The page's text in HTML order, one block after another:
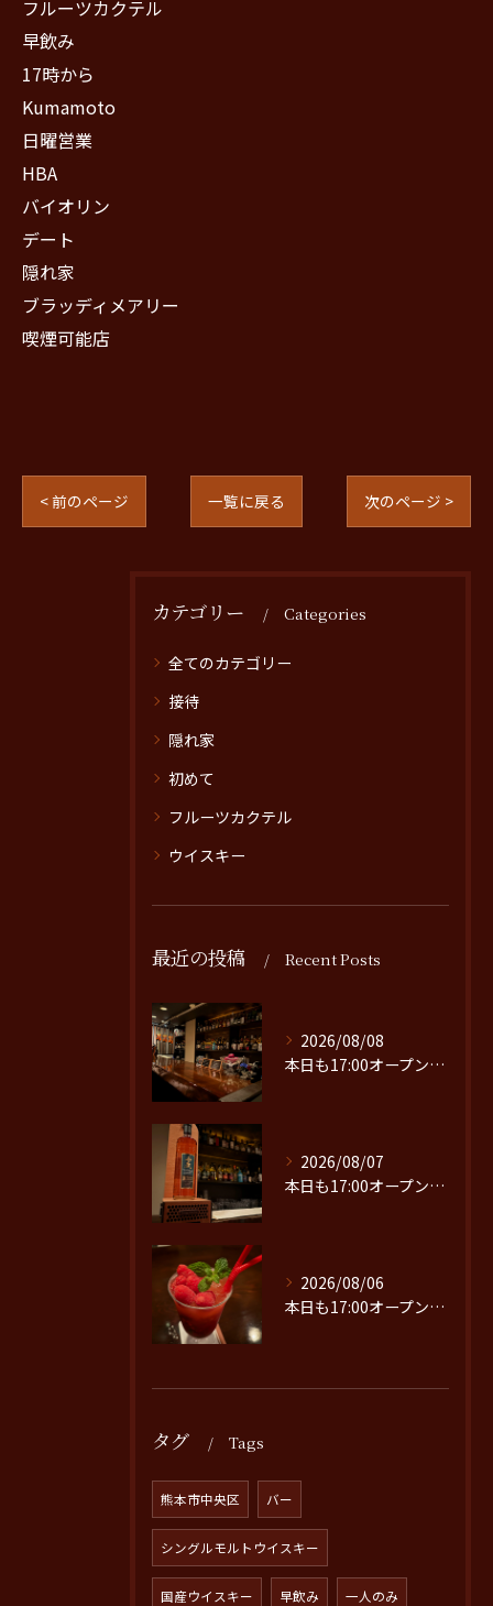
フルーツカクテル
早飲み
17時から
Kumamoto
日曜営業
HBA
バイオリン
デート
隠れ家
ブラッディメアリー
喫煙可能店
< 前のページ 一覧に戻る 次のページ >
カテゴリー Categories
全てのカテゴリー
接待
隠れ家
初めて
フルーツカクテル
ウイスキー
最近の投稿 Recent Posts
2026/08/08
本日も17:00オープンです。
2026/08/07
本日も17:00オープンです。
2026/08/06
本日も17:00オープンです。
タグ Tags
熊本市中央区 バー
シングルモルトウイスキー
国産ウイスキー 早飲み 一人のみ